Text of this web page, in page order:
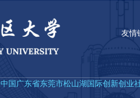
友情
中国广东省东莞市松山湖国际创新创业